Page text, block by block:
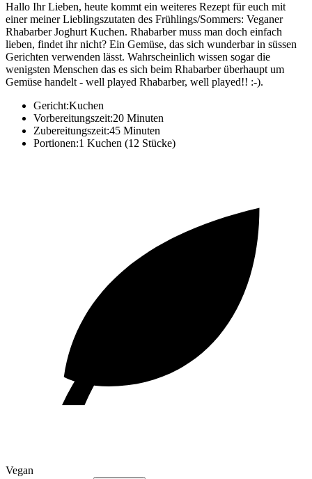
Hallo Ihr Lieben, heute kommt ein weiteres Rezept für euch mit
einer meiner Lieblingszutaten des Frühlings/Sommers: Veganer
Rhabarber Joghurt Kuchen. Rhabarber muss man doch einfach
lieben, findet ihr nicht? Ein Gemüse, das sich wunderbar in süssen
Gerichten verwenden lässt. Wahrscheinlich wissen sogar die
wenigsten Menschen das es sich beim Rhabarber überhaupt um
Gemüse handelt - well played Rhabarber, well played!! :-).
Gericht:Kuchen
Vorbereitungszeit:20 Minuten
Zubereitungszeit:45 Minuten
Portionen:1 Kuchen (12 Stücke)
Vegan